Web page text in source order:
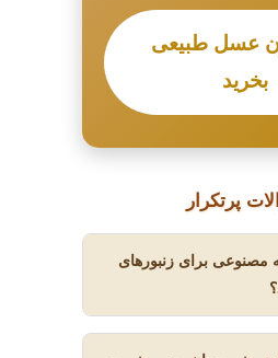
عسل طبیعی
بخرید
پرتکرار
مصنوعی برای زنبورهای